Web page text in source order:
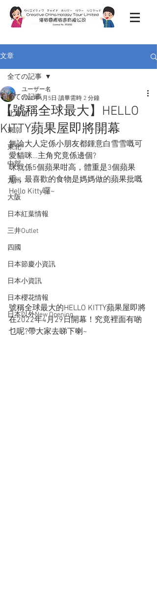
文章
全ての記事
北海道
東京
東北
中部
九州
大阪
日本紅葉情報
三井Outlet
四國
日本節慶小資訊
日本小資訊
日本櫻花情報
日本以外New Opening
全ての記事
【號稱全球最大】HELLO
KITTY蘋果屋即將開幕
ユーザー名
2022年4月5日 讀畢需時 2 分鐘
無論大人定係小朋友都鍾意白雪雪嘅可
愛貓咪…主角究竟係邊個?
咪就係5個蘋果咁高，體重是3個蘋果
重，最喜歡的食物是媽媽做的蘋果批嘅
Hello Kitty囉~
號稱全球最大的HELLO KITTY蘋果屋即將
在2022年4月29日開幕！究竟裡面有啲
乜呢?帶大家去睇下喇~